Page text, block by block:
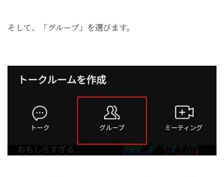
そして、「グループ」を選びます。